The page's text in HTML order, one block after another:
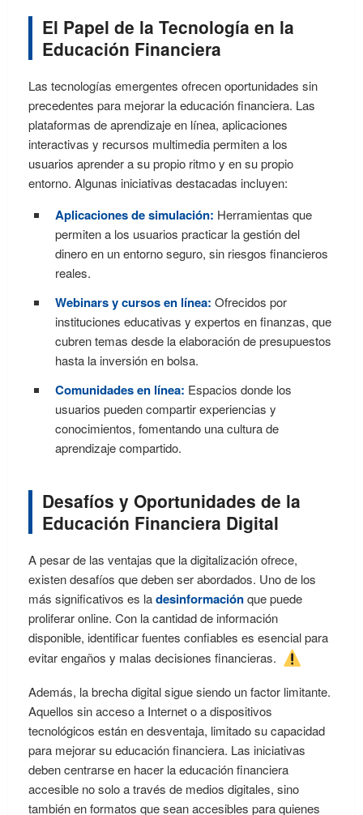
El Papel de la Tecnología en la
Educación Financiera
Las tecnologías emergentes ofrecen oportunidades sin
precedentes para mejorar la educación financiera. Las
plataformas de aprendizaje en línea, aplicaciones
interactivas y recursos multimedia permiten a los
usuarios aprender a su propio ritmo y en su propio
entorno. Algunas iniciativas destacadas incluyen:
Aplicaciones de simulación: Herramientas que
permiten a los usuarios practicar la gestión del
dinero en un entorno seguro, sin riesgos financieros
reales.
Webinars y cursos en línea: Ofrecidos por
instituciones educativas y expertos en finanzas, que
cubren temas desde la elaboración de presupuestos
hasta la inversión en bolsa.
Comunidades en línea: Espacios donde los
usuarios pueden compartir experiencias y
conocimientos, fomentando una cultura de
aprendizaje compartido.
Desafíos y Oportunidades de la
Educación Financiera Digital
A pesar de las ventajas que la digitalización ofrece,
existen desafíos que deben ser abordados. Uno de los
más significativos es ladesinformaciónque puede
proliferar online. Con la cantidad de información
disponible, identificar fuentes confiables es esencial para
evitar engaños y malas decisiones financieras.
Además, la brecha digital sigue siendo un factor limitante.
Aquellos sin acceso a Internet o a dispositivos
tecnológicos están en desventaja, limitado su capacidad
para mejorar su educación financiera. Las iniciativas
deben centrarse en hacer la educación financiera
accesible no solo a través de medios digitales, sino
también en formatos que sean accesibles para quienes